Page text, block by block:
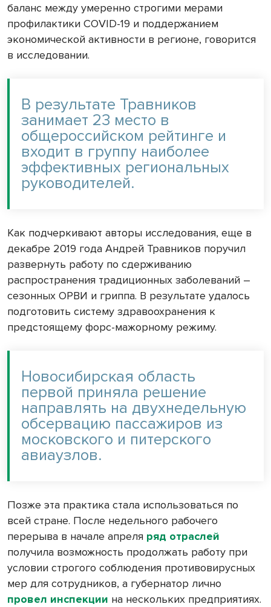
баланс между умеренно строгими мерами
профилактики COVID-19 и поддержанием
экономической активности в регионе, говорится
в исследовании.
В результате Травников
занимает 23 место в
общероссийском рейтинге и
входит в группу наиболее
эффективных региональных
руководителей.
Как подчеркивают авторы исследования, еще в
декабре 2019 года Андрей Травников поручил
развернуть работу по сдерживанию
распространения традиционных заболеваний –
сезонных ОРВИ и гриппа. В результате удалось
подготовить систему здравоохранения к
предстоящему форс-мажорному режиму.
Новосибирская область
первой приняла решение
направлять на двухнедельную
обсервацию пассажиров из
московского и питерского
авиаузлов.
Позже эта практика стала использоваться по
всей стране. После недельного рабочего
перерыва в начале апреля ряд отраслей
получила возможность продолжать работу при
условии строгого соблюдения противовирусных
мер для сотрудников, а губернатор лично
провел инспекции на нескольких предприятиях.